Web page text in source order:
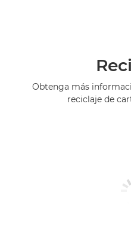
Obtenga más
reciclaje de